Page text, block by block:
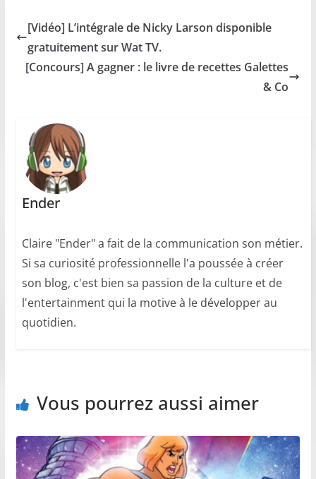
[Vidéo] L’intégrale de Nicky Larson disponible
gratuitement sur Wat TV.
[Concours] A gagner : le livre de recettes Galettes
& Co
Ender
Claire "Ender" a fait de la communication son métier.
Si sa curiosité professionnelle l'a poussée à créer
son blog, c'est bien sa passion de la culture et de
l'entertainment qui la motive à le développer au
quotidien.
Vous pourrez aussi aimer